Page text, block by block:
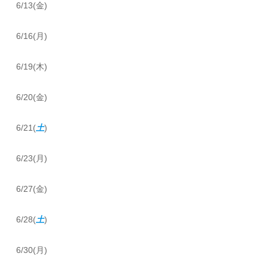
6/13(金)
6/16(月)
6/19(木)
6/20(金)
6/21(土)
6/23(月)
6/27(金)
6/28(土)
6/30(月)